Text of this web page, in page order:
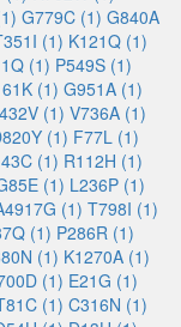
G779C (1) G840A
(1) K121Q (1)
(1) P549S (1)
(1) G951A (1)
(1) V736A (1)
(1) F77L (1)
(1) R112H (1)
(1) L236P (1)
(1) T798I (1)
(1) P286R (1)
(1) K1270A (1)
(1) E21G (1)
(1) C316N (1)